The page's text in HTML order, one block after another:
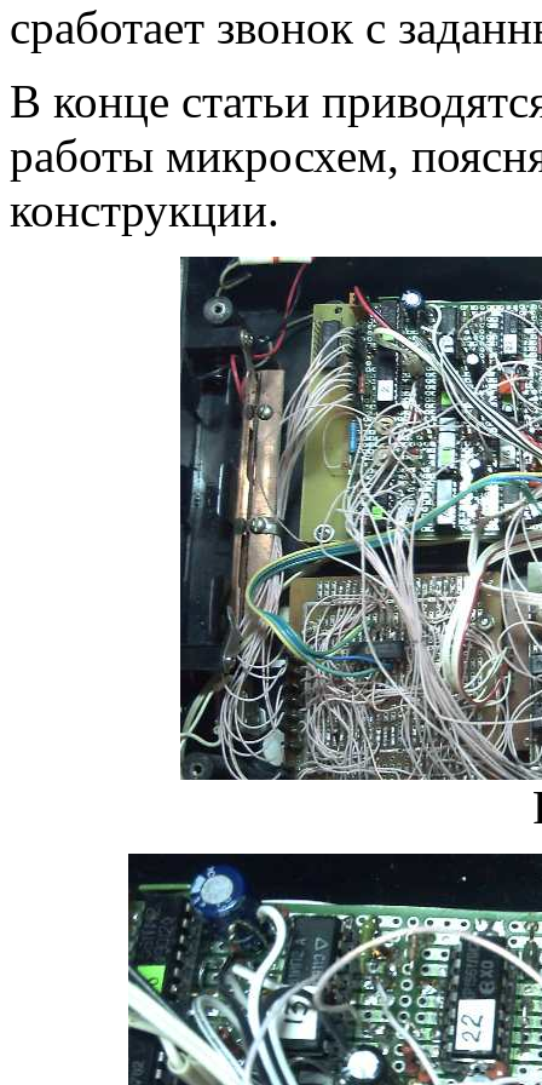
сработает звонок с
В конце статьи
работы микросхем,
конструкции.